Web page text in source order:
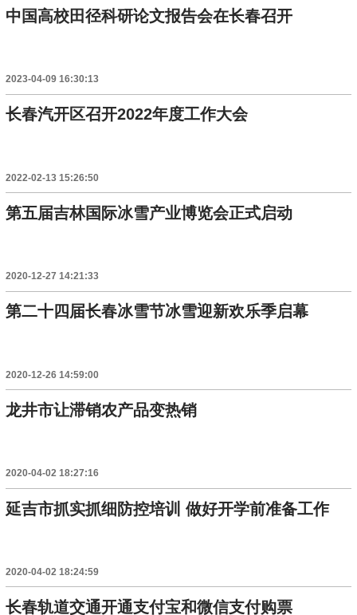
中国高校田径科研论文报告会在长春召开
2023-04-09 16:30:13
长春汽开区召开2022年度工作大会
2022-02-13 15:26:50
第五届吉林国际冰雪产业博览会正式启动
2020-12-27 14:21:33
第二十四届长春冰雪节冰雪迎新欢乐季启幕
2020-12-26 14:59:00
龙井市让滞销农产品变热销
2020-04-02 18:27:16
延吉市抓实抓细防控培训 做好开学前准备工作
2020-04-02 18:24:59
长春轨道交通开通支付宝和微信支付购票